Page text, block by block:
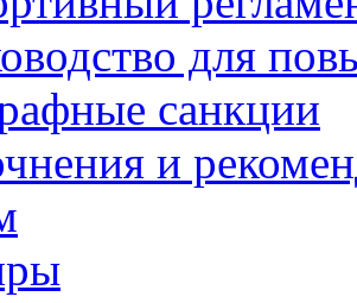
для
санкции
и